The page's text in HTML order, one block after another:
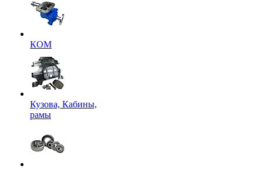
КОМ
Кузова, Кабины,
рамы